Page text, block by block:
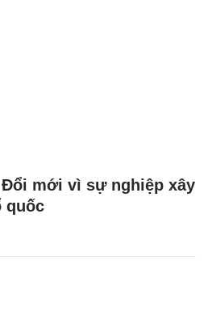
mới vì sự nghiệp xây
quốc